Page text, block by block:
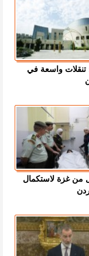
تنقلات واسعة في
من غزة لاستكمال